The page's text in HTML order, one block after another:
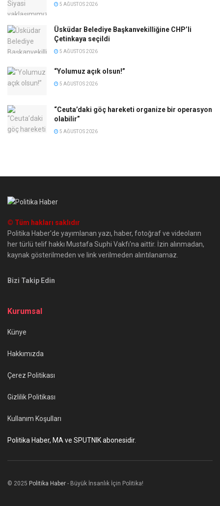
5 AĞUSTOS 2026
Üsküdar Belediye Başkanvekilliğine CHP’li
Çetinkaya seçildi
5 AĞUSTOS 2026
“Yolumuz açık olsun!”
5 AĞUSTOS 2026
“Ceuta’daki göç hareketi organize bir operasyon
olabilir”
5 AĞUSTOS 2026
© Tüm hakları saklıdır
Politika Haber'de yayımlanan yazı, haber, fotoğraf ve videoların
her türlü telif hakkı Mustafa Suphi Vakfı'na aittir. İzin alınmadan,
kaynak gösterilmeden ve link verilmeden alıntılanamaz.
Bizi Takip Edin
Kurumsal
Künye
Hakkımızda
Çerez Politikası
Gizlilik Politikası
Kullanım Koşulları
Politika Haber, MA ve SPUTNIK abonesidir.
© 2025 Politika Haber - Büyük İnsanlık İçin Politika!